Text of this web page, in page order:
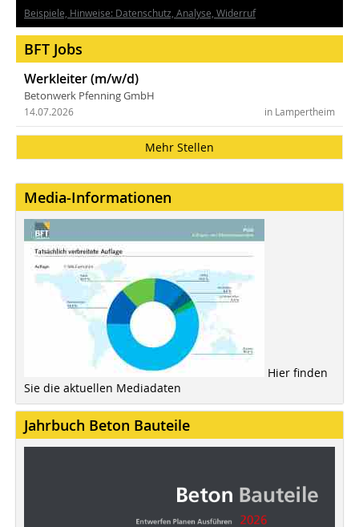
Beispiele, Hinweise: Datenschutz, Analyse, Widerruf
BFT Jobs
Werkleiter (m/w/d)
Betonwerk Pfenning GmbH
in Lampertheim
14.07.2026
Mehr Stellen
Media-Informationen
Hier finden
Sie die aktuellen Mediadaten
Jahrbuch Beton Bauteile